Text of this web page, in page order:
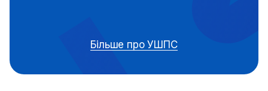
Більше про УШПС